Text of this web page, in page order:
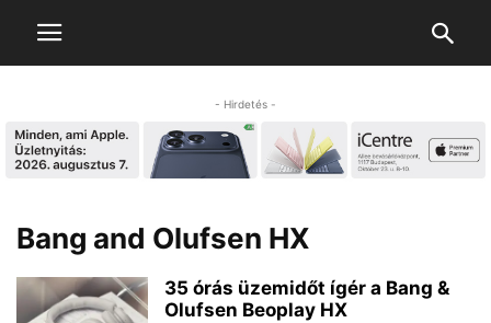
- Hirdetés -
Bang and Olufsen HX
35 órás üzemidőt ígér a Bang &
Olufsen Beoplay HX